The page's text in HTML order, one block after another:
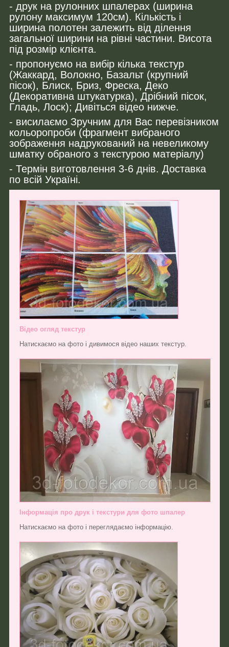
- друк на рулонних шпалерах (ширина
рулону максимум 120см). Кількість і
ширина полотен залежить від ділення
загальної ширини на рівні частини. Висота
під розмір клієнта.
- пропонуємо на вибір кілька текстур
(Жаккард, Волокно, Базальт (крупний
пісок), Блиск, Бриз, Фреска, Деко
(Декоративна штукатурка), Дрібний пісок,
Гладь, Лоск); Дивіться відео нижче.
- висилаємо Зручним для Вас перевізником
кольоропроби (фрагмент вибраного
зображення надрукований на невеликому
шматку обраного з текстурою матеріалу)
- Термін виготовлення 3-6 днів. Доставка
по всій Україні.
Відео огляд текстур
Натискаємо на фото і дивимося відео наших текстур.
Інформація про друк і текстури для фото шпалер
Натискаємо на фото і переглядаємо інформацію.